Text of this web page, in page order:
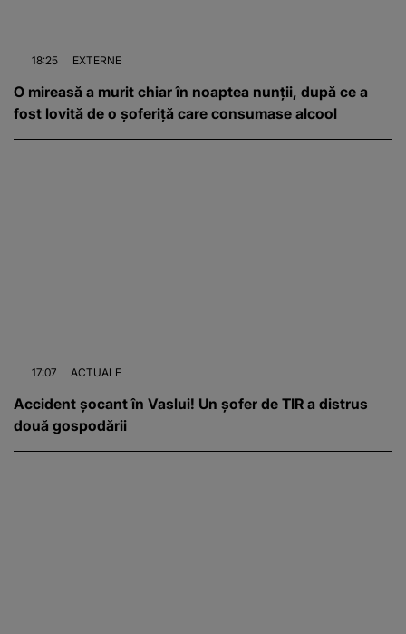
18:25 EXTERNE
O mireasă a murit chiar în noaptea nunții, după ce a
fost lovită de o șoferiță care consumase alcool
17:07 ACTUALE
Accident șocant în Vaslui! Un șofer de TIR a distrus
două gospodării